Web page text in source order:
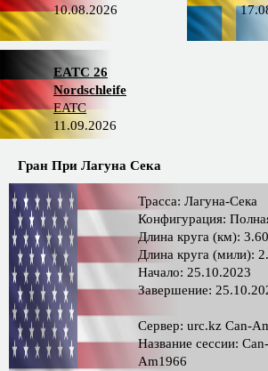
10.08.2026
EATC 26
Nordschleife
EATC
11.09.2026
Гран При Лагуна Сека
Трасса: Лагуна-Сека
Конфигурация:
Длина круга (км):
Длина круга (мили):
Начало: 25.10.2023
Завершение:
Сервер: urc.kz Can-
Название сессии: Can-
Am1966